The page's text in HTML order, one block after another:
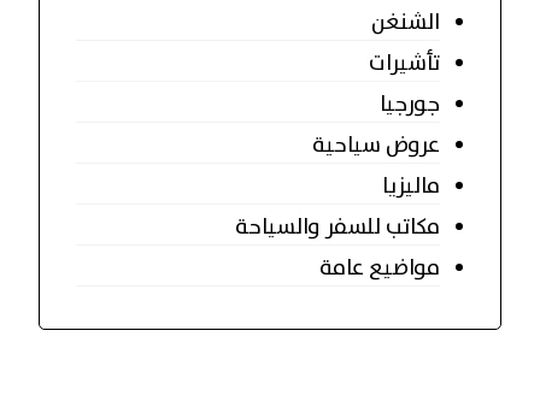
الشنغن
تأشيرات
جورجيا
عروض سياحية
ماليزيا
مكاتب للسفر والسياحة
مواضيع عامة